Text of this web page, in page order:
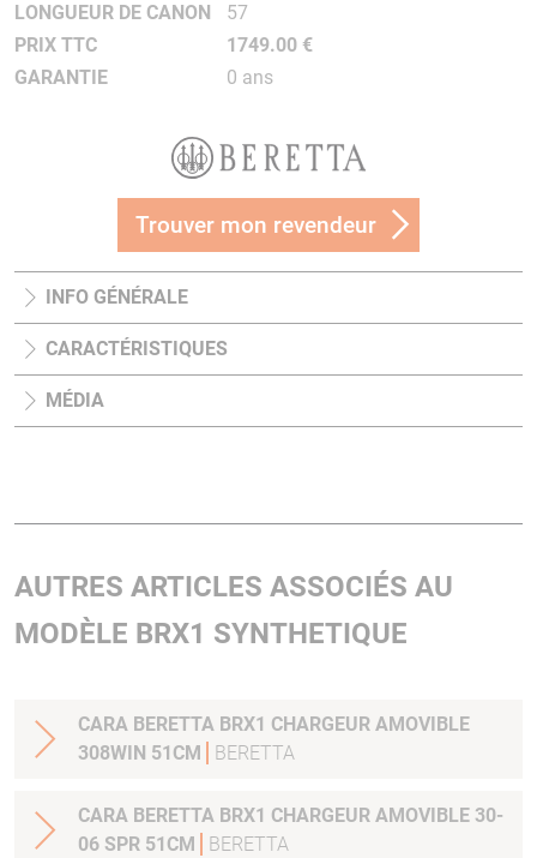
LONGUEUR DE CANON
57
PRIX TTC
1749.00 €
GARANTIE
0 ans
Trouver mon revendeur
INFO GÉNÉRALE
CARACTÉRISTIQUES
MÉDIA
AUTRES ARTICLES ASSOCIÉS AU
MODÈLE BRX1 SYNTHETIQUE
CARA BERETTA BRX1 CHARGEUR AMOVIBLE
308WIN 51CM
BERETTA
CARA BERETTA BRX1 CHARGEUR AMOVIBLE 30-
06 SPR 51CM
BERETTA